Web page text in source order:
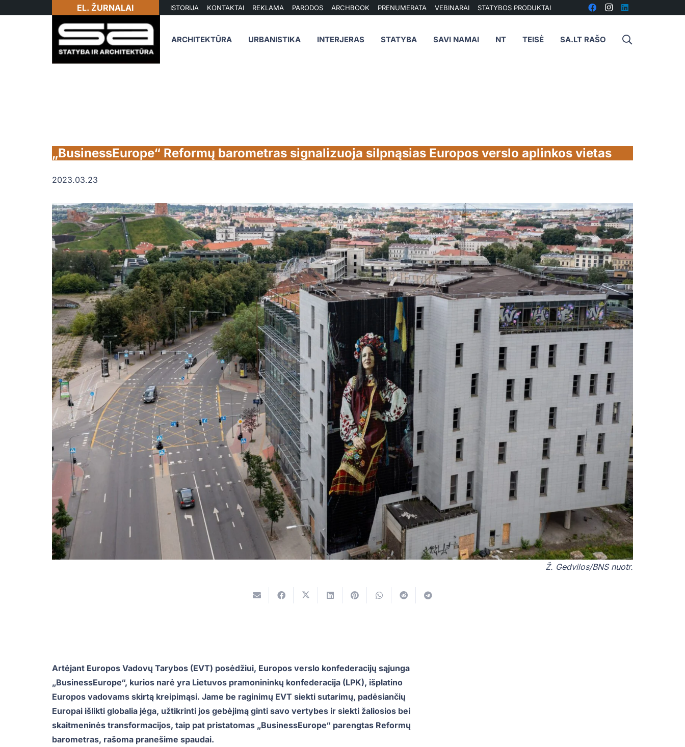
EL. ŽURNALAI ISTORIJA KONTAKTAI REKLAMA PARODOS ARCHBOOK PRENUMERATA VEBINARAI STATYBOS PRODUKTAI
ARCHITEKTŪRA URBANISTIKA INTERJERAS STATYBA SAVI NAMAI NT TEISĖ SA.LT RAŠO
„BusinessEurope“ Reformų barometras signalizuoja silpnąsias Europos verslo aplinkos vietas
2023.03.23
Ž. Gedvilos/BNS nuotr.
Artėjant Europos Vadovų Tarybos (EVT) posėdžiui, Europos verslo konfederacijų sąjunga
„BusinessEurope“, kurios narė yra Lietuvos pramonininkų konfederacija (LPK), išplatino
Europos vadovams skirtą kreipimąsi. Jame be raginimų EVT siekti sutarimų, padėsiančių
Europai išlikti globalia jėga, užtikrinti jos gebėjimą ginti savo vertybes ir siekti žaliosios bei
skaitmeninės transformacijos, taip pat pristatomas „BusinessEurope“ parengtas Reformų
barometras, rašoma pranešime spaudai.